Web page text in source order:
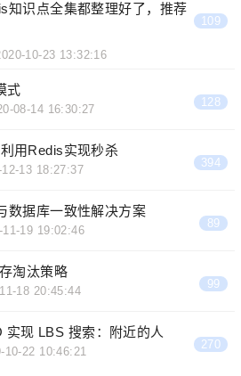
知识点全集都整理好了，推荐
10-23 13:32:16
109
式
08-14 16:30:27
128
用Redis实现秒杀
13 18:27:37
394
数据库一致性解决方案
11-19 19:02:46
89
淘汰策略
18 20:45:44
99
实现 LBS 搜索：附近的人
10-22 10:46:21
270